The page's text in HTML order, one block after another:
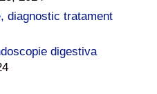
diagnostic tratament
digestiva